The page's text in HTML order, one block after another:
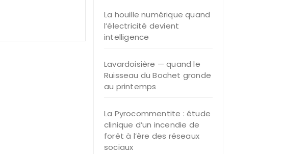
La houille numérique quand
l’électricité devient
intelligence
Lavardoisière — quand le
Ruisseau du Bochet gronde
au printemps
La Pyrocommentite : étude
clinique d’un incendie de
forêt à l’ère des réseaux
sociaux